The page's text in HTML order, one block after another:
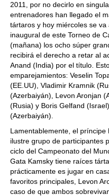
2011, por no decirlo en
entrenadores han llegado el
tártaros y hoy miércoles se
inaugural de este Torneo de
(mañana) los ocho súper
recibirá el derecho a retar al
Anand (India) por el título.
emparejamientos: Veselin
(EE.UU), Vladimir Kramnik
(Azerbaiyán), Levon Aronjan
(Rusia) y Boris Gelfand
(Azerbaiyán).
Lamentablemente, el
ilustre grupo de participantes
ciclo del Campeonato del
Gata Kamsky tiene raíces
prácticamente es jugar en
favoritos principales, Levon
caso de que ambos